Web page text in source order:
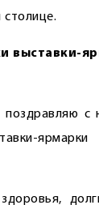
столице.
выставки-
с
ярмарки